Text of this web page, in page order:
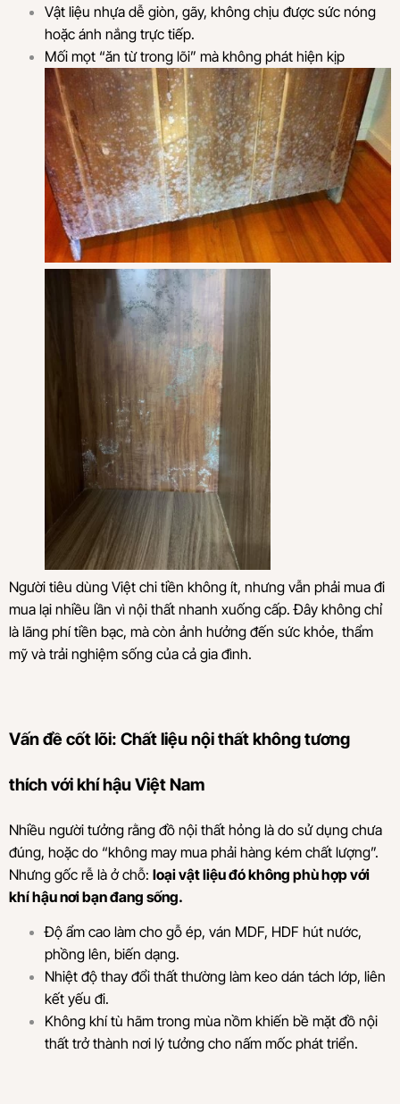
Vật liệu nhựa dễ giòn, gãy, không chịu được sức nóng
hoặc ánh nắng trực tiếp.
Mối mọt “ăn từ trong lõi” mà không phát hiện kịp
Người tiêu dùng Việt chi tiền không ít, nhưng vẫn phải mua đi
mua lại nhiều lần vì nội thất nhanh xuống cấp. Đây không chỉ
là lãng phí tiền bạc, mà còn ảnh hưởng đến sức khỏe, thẩm
mỹ và trải nghiệm sống của cả gia đình.
Vấn đề cốt lõi: Chất liệu nội thất không tương
thích với khí hậu Việt Nam
Nhiều người tưởng rằng đồ nội thất hỏng là do sử dụng chưa
đúng, hoặc do “không may mua phải hàng kém chất lượng”.
Nhưng gốc rễ là ở chỗ: loại vật liệu đó không phù hợp với
khí hậu nơi bạn đang sống.
Độ ẩm cao làm cho gỗ ép, ván MDF, HDF hút nước,
phồng lên, biến dạng.
Nhiệt độ thay đổi thất thường làm keo dán tách lớp, liên
kết yếu đi.
Không khí tù hãm trong mùa nồm khiến bề mặt đồ nội
thất trở thành nơi lý tưởng cho nấm mốc phát triển.